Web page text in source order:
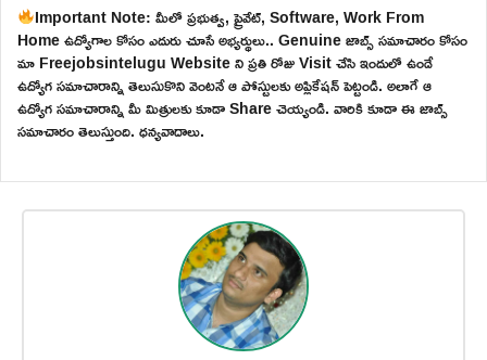
Important Note: మీలో ప్రభుత్వ, ప్రైవేట్, Software, Work From
Home ఉద్యోగాల కోసం ఎదురు చూసే అభ్యర్థులు.. Genuine జాబ్స్ సమాచారం కోసం
మా Freejobsintelugu Website ని ప్రతి రోజు Visit చేసి ఇందులో ఉండే
ఉద్యోగ సమాచారాన్ని తెలుసుకొని వెంటనే ఆ పోస్టులకు అప్లికేషన్ పెట్టండి. అలాగే ఆ
ఉద్యోగ సమాచారాన్ని మీ మిత్రులకు కూడా Share చెయ్యండి. వారికి కూడా ఈ జాబ్స్
సమాచారం తెలుస్తుంది. ధన్యవాదాలు.